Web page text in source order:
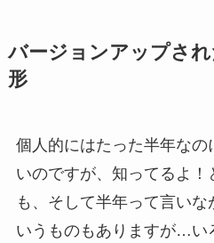
バージョンアップさ
形
個人的にはたった半年なの
いのですが、知ってるよ！
も、そして半年って言いな
いうものもありますが…い